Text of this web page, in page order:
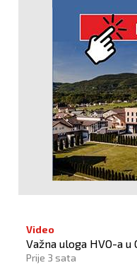
Video
Važna uloga HVO-a u
Prije 3 sata